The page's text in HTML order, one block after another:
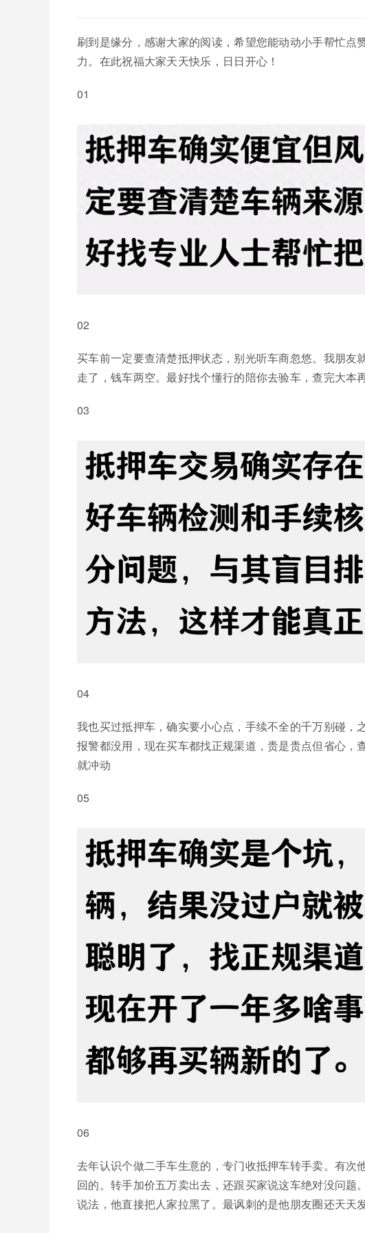
刷到是缘分，感谢大家的阅读，希望您能动动小手帮忙
力。在此祝福大家天天快乐，日日开心！
01
02
买车前一定要查清楚抵押状态，别光听车商忽悠。我朋
走了，钱车两空。最好找个懂行的陪你去验车，查完大本
03
04
我也买过抵押车，确实要小心点，手续不全的千万别碰，
报警都没用，现在买车都找正规渠道，贵是贵点但省心，
就冲动
05
06
去年认识个做二手车生意的，专门收抵押车转手卖。有次
回的。转手加价五万卖出去，还跟买家说这车绝对没问
说法，他直接把人家拉黑了。最讽刺的是他朋友圈还天天